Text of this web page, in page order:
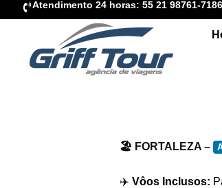
Atendimento 24 horas: 55 21 98761-7186
🏖️ FORTALEZA –
✈️Vôos Inclusos: